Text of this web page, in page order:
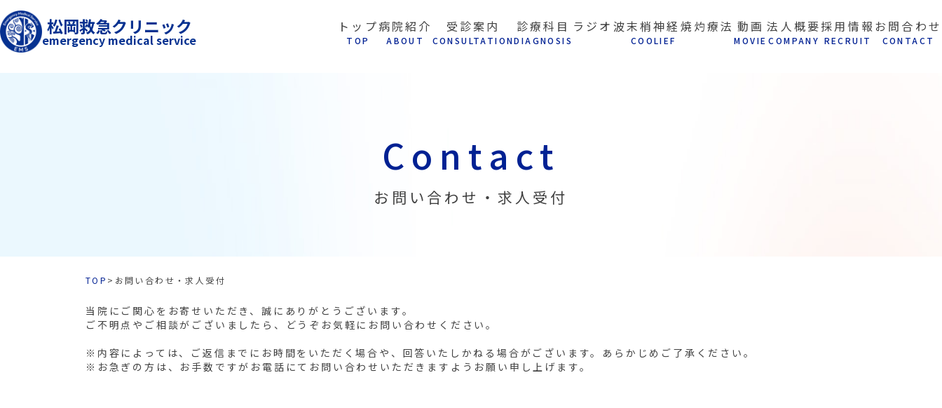
松岡救急クリニック
emergency medical service
トップ
T OP
病院紹介
ABOUT
受診案内
CONSULTATION
診療科目
D IAGNOSIS
ラジオ波末梢神経焼灼療法
COOLIEF
動画
MOVIE
法人概要
COMPANY
採用情報
RECRUIT
お問合わせ
CONTACT
Contact
お問い合わせ・求人受付
TOP > お問い合わせ・求人受付
当院にご関心をお寄せいただき、誠にありがとうございます。
ご不明点やご相談がございましたら、どうぞお気軽にお問い合わせください。
※内容によっては、ご返信までにお時間をいただく場合や、回答いたしかねる場合がございます。あらかじめご了承ください。
※お急ぎの方は、お手数ですがお電話にてお問い合わせいただきますようお願い申し上げます。